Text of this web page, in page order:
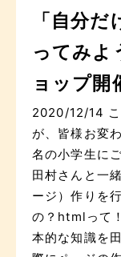
「自分
ってみよ
ョップ開
2020/12/14 こ
が、皆様お変
名の小学生に
田村さんと一
ージ）作りを
の？htmlって
本的な知識を